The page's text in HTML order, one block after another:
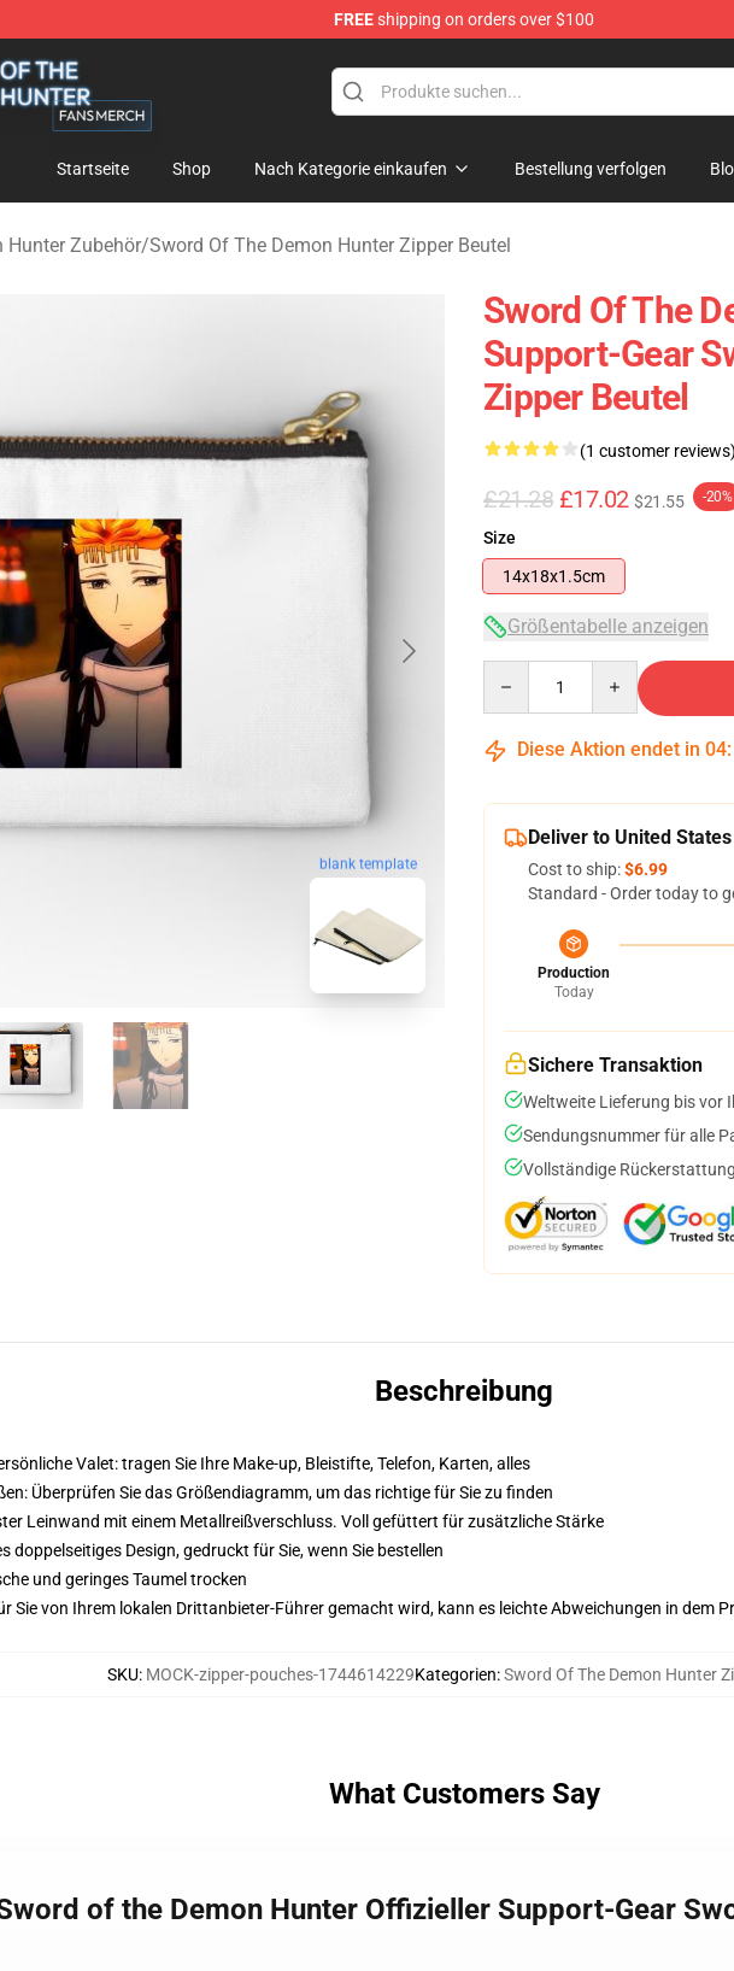
FREEshipping on orders over $100
- Official Sword Of The Demon Hunter Merchandise Store
Startseite Shop Nach Kategorie einkaufen Bestellung verfolgen
Hunter Zubehör/Sword Of The Demon Hunter Zipper Beutel
blank template
Sword Of The
Support-Gear
Zipper Beutel
(1 customer reviews)
£21.28 £17.02 $21.55 -20%
Size
14x18x1.5cm
Größentabelle anzeigen
Diese Aktion endet in 04:
Deliver to United States
Cost to ship:$6.99
Standard - Order today to
Production
Today
Sichere Transaktion
Weltweite Lieferung bis vor
Sendungsnummer für alle
Vollständige
Beschreibung
Valet: tragen Sie Ihre Make-up, Bleistifte, Telefon, Karten, alles
Überprüfen Sie das Größendiagramm, um das richtige für Sie zu finden
Leinwand mit einem Metallreißverschluss. Voll gefüttert für zusätzliche Stärke
doppelseitiges Design, gedruckt für Sie, wenn Sie bestellen
und geringes Taumel trocken
Sie von Ihrem lokalen Drittanbieter-Führer gemacht wird, kann es leichte Abweichungen in dem
SKU: MOCK-zipper-pouches-1744614229Kategorien:Sword Of The Demon Hunter
What Customers Say
of the Demon Hunter Offizieller Support-Gear